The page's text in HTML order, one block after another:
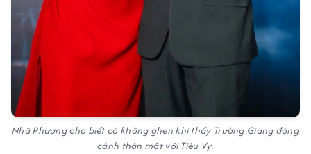
Nhã Phương cho biết cô không ghen khi thấy Trường Giang đóng
cảnh thân mật với Tiêu Vy.